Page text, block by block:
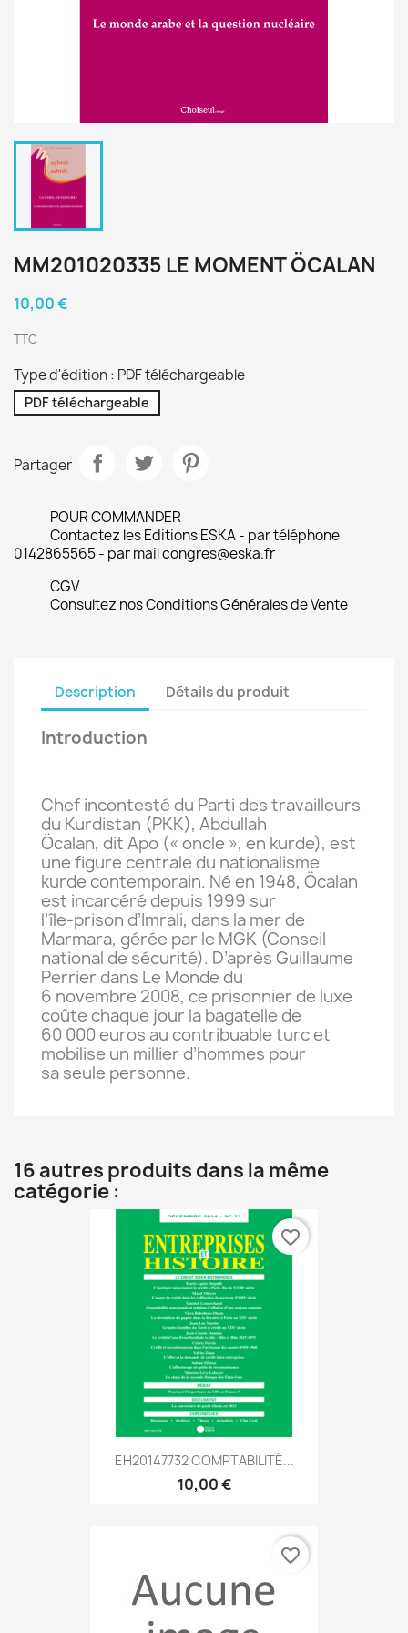
MM201020335 LE MOMENT ÖCALAN
10,00 €
TTC
Type d'édition : PDF téléchargeable
PDF téléchargeable
Partager
POUR COMMANDER
Contactez les Editions ESKA - par téléphone
0142865565 - par mail congres@eska.fr
CGV
Consultez nos Conditions Générales de Vente
Description Détails du produit
Introduction
Chef incontesté du Parti des travailleurs
du Kurdistan (PKK), Abdullah
Öcalan, dit Apo (« oncle », en kurde), est
une figure centrale du nationalisme
kurde contemporain. Né en 1948, Öcalan
est incarcéré depuis 1999 sur
l’île-prison d’Imrali, dans la mer de
Marmara, gérée par le MGK (Conseil
national de sécurité). D’après Guillaume
Perrier dans Le Monde du
6 novembre 2008, ce prisonnier de luxe
coûte chaque jour la bagatelle de
60 000 euros au contribuable turc et
mobilise un millier d’hommes pour
sa seule personne.
16 autres produits dans la même
catégorie :
EH20147732 COMPTABILITÉ...
10,00 €
favorite_border
favorite_border